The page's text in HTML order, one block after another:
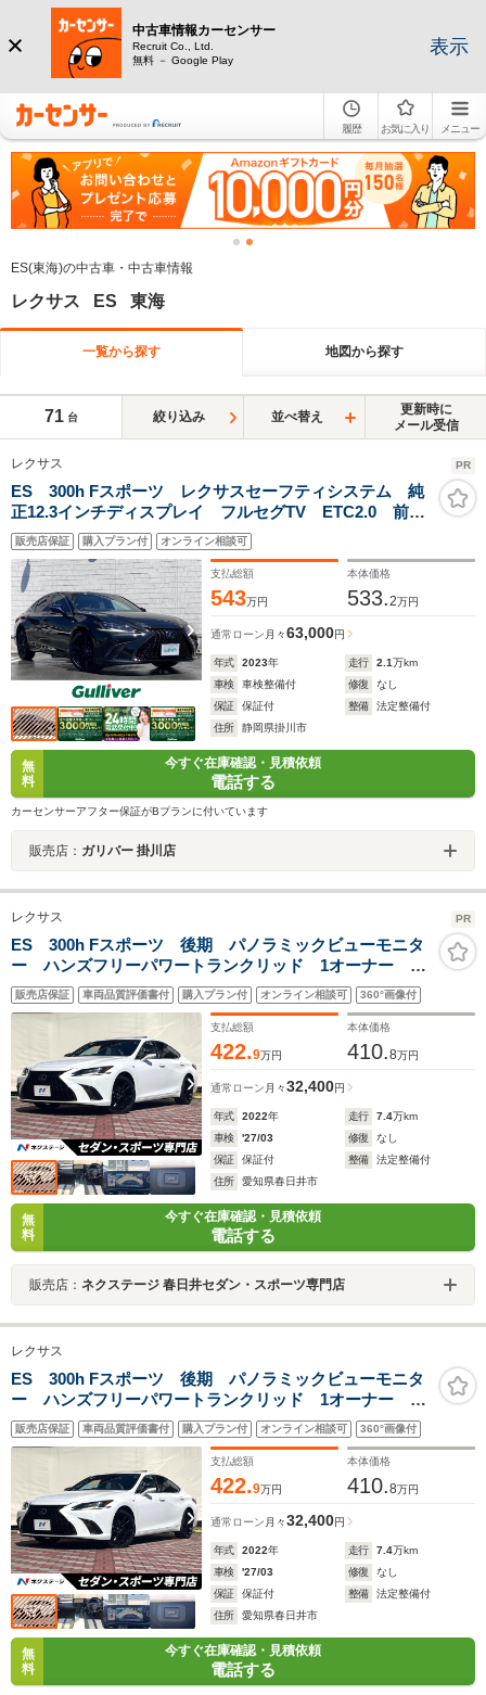
中古車情報カーセンサー
Recruit Co., Ltd.
無料 － Google Play
表示
履歴 お気に入り メニュー
ES(東海)の中古車・中古車情報
レクサス ES 東海
一覧から探す 地図から探す
71 台 絞り込み 並べ替え
更新時に
メール受信
レクサス PR
ES 300h Fスポーツ レクサスセーフティシステム 純
正12.3インチディスプレイ フルセグTV ETC2.0 前後
ドライブレコーダー パノラミックビューモニター サ
ンルーフ オートブレーキホールド 電動パーキングブ
レーキ
販売店保証 購入プラン付 オンライン相談可
支払総額
543万円
本体価格
533.2万円
通常ローン 月々63,000円
年式 2023年 走行 2.1万km
車検
車検整備付 修復
なし
保証
保証付 整備
法定整備付
住所
静岡県掛川市
無
料
今すぐ在庫確認・見積依頼
電話する
カーセンサーアフター保証がBプランに付いています
販売店： ガリバー 掛川店
レクサス PR
ES 300h Fスポーツ 後期 パノラミックビューモニタ
ー ハンズフリーパワートランクリッド 1オーナー 禁
煙車 白革 シートベンチレーション AppleCarPlay
メーカーナビ 純正19インチブラック塗装AW
販売店保証 車両品質評価書付 購入プラン付 オンライン相談可 360°画像付
支払総額
422.9万円
本体価格
410.8万円
通常ローン 月々32,400円
年式 2022年 走行 7.4万km
車検
'27/03 修復
なし
保証
保証付 整備
法定整備付
住所
愛知県春日井市
無
料
今すぐ在庫確認・見積依頼
電話する
販売店： ネクステージ 春日井セダン・スポーツ専門店
レクサス
ES 300h Fスポーツ 後期 パノラミックビューモニタ
ー ハンズフリーパワートランクリッド 1オーナー 禁
煙車 白革 シートベンチレーション AppleCarPlay
メーカーナビ 純正19インチブラック塗装AW
販売店保証 車両品質評価書付 購入プラン付 オンライン相談可 360°画像付
支払総額
422.9万円
本体価格
410.8万円
通常ローン 月々32,400円
年式 2022年 走行 7.4万km
車検
'27/03 修復
なし
保証
保証付 整備
法定整備付
住所
愛知県春日井市
無
料
今すぐ在庫確認・見積依頼
電話する